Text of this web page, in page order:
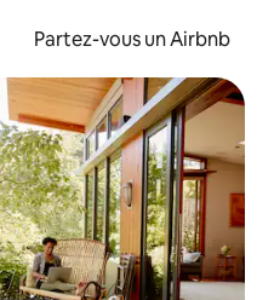
Partez-vous un Airbnb